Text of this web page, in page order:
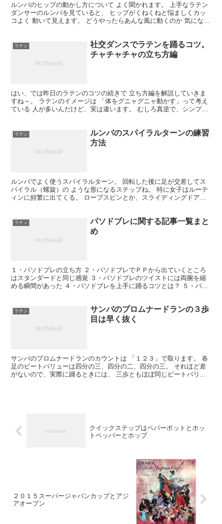
ルンバのヒップの動かし方について よく聞かれます。 上手なラテン
ダンサーのルンバを見ていると、 ヒップがくねくねと悩ましくカッ
コよく 動いて見えます。 どうやったらあんな風に動くのか 気になり
ラテン
社交ダンスでラテンを踊るコツ。
チャチャチャの立ち方編
はい、では昨日のラテンのコツの続きで 立ち方編を解説していきま
すね～。 ラテンのイメージは 「体をグニャグニャ動かす」って考え
ている 人が多いんだけど、実は違います。 むしろ真逆で、シンプル
ラテン
ルンバのスパイラルターンの練習
方法
ルンバでよく使うスパイラルターン。 回転した後に足が交差してス
パイラル（螺旋）の ような形になるステップね。 特に女子はルーテ
ィンに頻繁に出てくる。 ロープスピンとか、スライディングドアの
ラテン
パソドブレに関する記事一覧まと
め
１・パソドブレの立ち方 ２・パソドブレでＰＰから出ていくところ
はスタンダードと同じ感覚 ３・パソドブレのツイストには両腕を縮
める瞬間があった ４・パソドブレを上手に踊るコツとは？ ５・パソ
ラテン
サンバのプロムナードランの３歩
目は早く抜く
サンバのプロムナードランのカウントは 「１２３」で取ります。 各
足のビートバリューは四分の三、四分の二、四分の三。 それほど差
がないので、実際に踊るときには、 三歩ともほぼ同じビートバリュ
クイックステップはペパーポットとホッ
トペッパーとホップ
２０１５スーパージャパンカップとアジ
アオープン